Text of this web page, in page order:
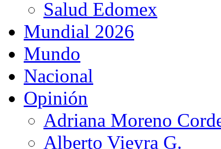
Salud Edomex
Mundial 2026
Mundo
Nacional
Opinión
Adriana Moreno
Alberto Vieyra G.